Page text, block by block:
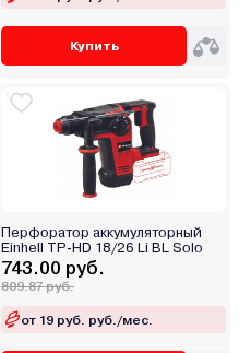
Купить
Перфоратор аккумуляторный
Einhell TP-HD 18/26 Li BL Solo
743.00 руб.
809.87 руб.
от 19 руб. руб./мес.